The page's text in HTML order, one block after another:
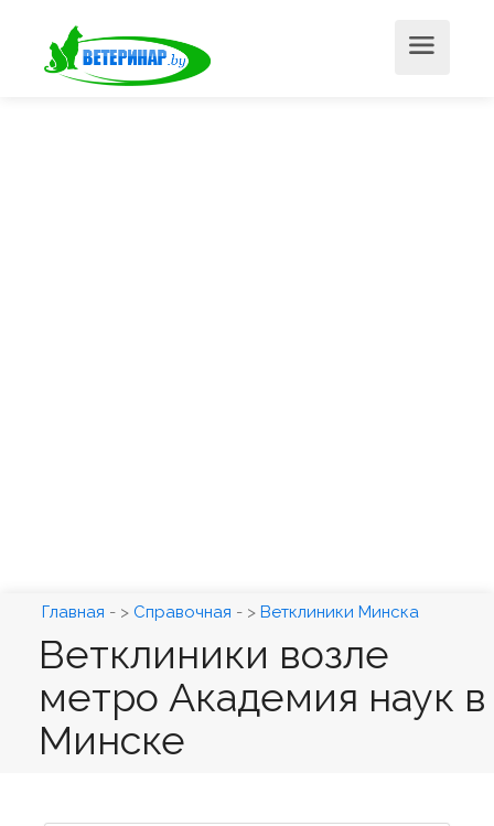
Главная - > Справочная - > Ветклиники Минска
Ветклиники возле
метро Академия наук в
Минске